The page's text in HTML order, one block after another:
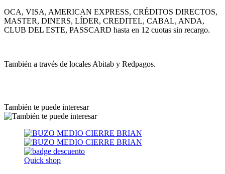
OCA, VISA, AMERICAN EXPRESS, CRÉDITOS DIRECTOS,
MASTER, DINERS, LÍDER, CREDITEL, CABAL, ANDA,
CLUB DEL ESTE, PASSCARD hasta en 12 cuotas sin recargo.
También a través de locales Abitab y Redpagos.
También te puede interesar
Quick shop